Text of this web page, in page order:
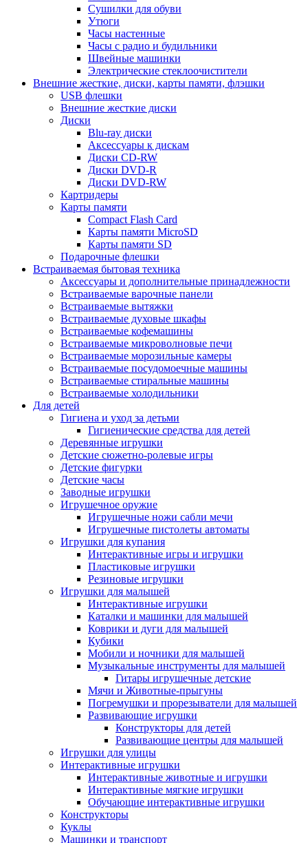
Сушилки для обуви
Утюги
Часы настенные
Часы с радио и будильники
Швейные машинки
Электрические стеклоочистители
Внешние жесткие, диски, карты памяти, флэшки
USB флешки
Внешние жесткие диски
Диски
Blu-ray диски
Аксессуары к дискам
Диски CD-RW
Диски DVD-R
Диски DVD-RW
Картридеры
Карты памяти
Compact Flash Card
Карты памяти MicroSD
Карты памяти SD
Подарочные флешки
Встраиваемая бытовая техника
Аксессуары и дополнительные принадлежности
Встраиваемые варочные панели
Встраиваемые вытяжки
Встраиваемые духовые шкафы
Встраиваемые кофемашины
Встраиваемые микроволновые печи
Встраиваемые морозильные камеры
Встраиваемые посудомоечные машины
Встраиваемые стиральные машины
Встраиваемые холодильники
Для детей
Гигиена и уход за детьми
Гигиенические средства для детей
Деревянные игрушки
Детские сюжетно-ролевые игры
Детские фигурки
Детские часы
Заводные игрушки
Игрушечное оружие
Игрушечные ножи сабли мечи
Игрушечные пистолеты автоматы
Игрушки для купания
Интерактивные игры и игрушки
Пластиковые игрушки
Резиновые игрушки
Игрушки для малышей
Интерактивные игрушки
Каталки и машинки для малышей
Коврики и дуги для малышей
Кубики
Мобили и ночники для малышей
Музыкальные инструменты для малышей
Гитары игрушечные детские
Мячи и Животные-прыгуны
Погремушки и прорезыватели для малышей
Развивающие игрушки
Конструкторы для детей
Развивающие центры для малышей
Игрушки для улицы
Интерактивные игрушки
Интерактивные животные и игрушки
Интерактивные мягкие игрушки
Обучающие интерактивные игрушки
Конструкторы
Куклы
Машинки и транспорт